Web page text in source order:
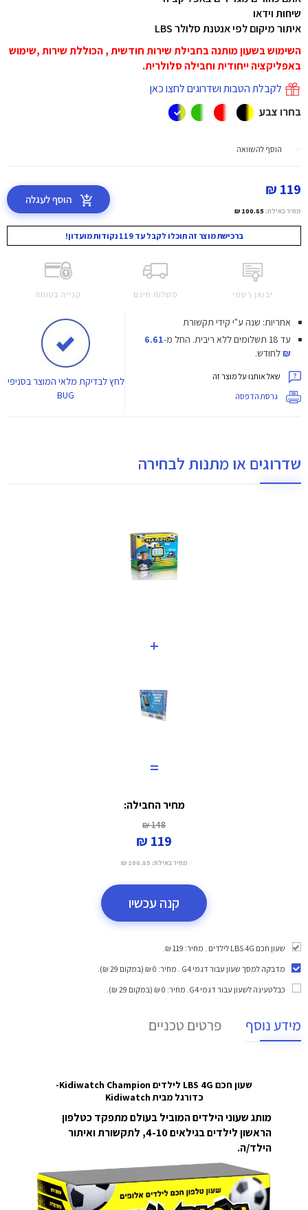
שיחות וידאו
איתור מיקום לפי אנטנת סלולר LBS
השימוש בשעון מותנה בחבילת שירות חודשית , הכוללת שירות ,שימוש
באפליקציה ייחודית וחבילה סלולרית.
לקבלת הטבות ושדרוגים לחצו כאן
בחרו צבע
הוסף להשוואה
119 ₪
מחיר באילת: 100.85 ₪
הוסף לעגלה
ברכישת מוצר זה תוכלו לקבל עד 119 נקודות מועדון!
יבואן רשמי משלוח חינם קנייה בטוחה
אחריות: שנה ע"י קידי תקשורת
עד 18 תשלומים ללא ריבית.
החל מ-6.61
₪לחודש.
שאל אותנו על מוצר זה
גרסת הדפסה
לחץלבדיקת מלאי המוצר בסניפי
BUG
שדרוגים או מתנות לבחירה
+
=
מחיר החבילה:
148 ₪
119 ₪
מחיר באילת: 100.85 ₪
קנה עכשיו
שעון חכם LBS 4G לילדים . מחיר: 119 ₪.
מדבקה למסך שעון עבור דגמי G4
. מחיר: 0 ₪ (במקום 29 ₪).
כבל טעינה לשעון עבור דגמי G4
. מחיר: 0 ₪ (במקום 29 ₪).
מידע נוסף פרטים טכניים
שעון חכם LBS 4G לילדים Kidiwatch Champion-
כדורגלמבית Kidiwatch
מותג שעוני הילדים המוביל בעולם מתפקד כטלפון
הראשון לילדים בגילאים 4-10, לתקשורת ואיתור
הילד/ה.